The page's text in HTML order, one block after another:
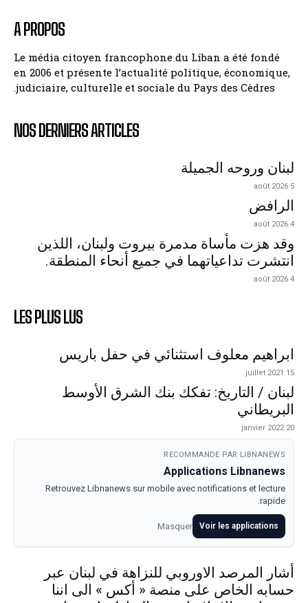
A PROPOS
Le média citoyen francophone du Liban a été fondé
en 2006 et présente l’actualité politique, économique,
judiciaire, culturelle et sociale du Pays des Cèdres.
NOS DERNIERS ARTICLES
لبنان وروحه الجميلة
5 août 2026
الرافض
4 août 2026
وقد هزت مأساة مدمرة بيروت ولبنان، اللذين
انتشرت تداعياتهما في جميع أنحاء المنطقة.
4 août 2026
LES PLUS LUS
ابراهيم معلوف استثنائي في حفل باريس
15 juillet 2021
لبنان / التاريخ: تفكك بنك الشرق الأوسط
البريطاني
20 janvier 2022
RECOMMANDE PAR LIBNANEWS
Applications Libnanews
Retrouvez Libnanews sur mobile avec notifications et lecture
rapide.
Voir les applications
Masquer
أشار المرصد الاوروبي للنزاهة في لبنان عبر
حسابه الخاص على منصة « أكس » الى اننا